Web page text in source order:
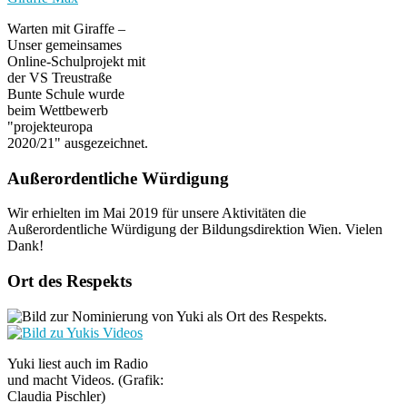
Warten mit Giraffe –
Unser gemeinsames
Online-Schulprojekt mit
der VS Treustraße
Bunte Schule wurde
beim Wettbewerb
"projekteuropa
2020/21" ausgezeichnet.
Außerordentliche Würdigung
Wir erhielten im Mai 2019 für unsere Aktivitäten die
Außerordentliche Würdigung der Bildungsdirektion Wien. Vielen
Dank!
Ort des Respekts
Yuki liest auch im Radio
und macht Videos. (Grafik:
Claudia Pischler)